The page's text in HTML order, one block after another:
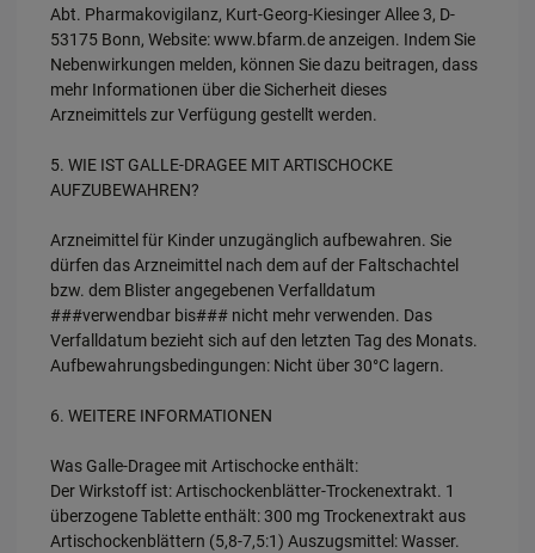
Abt. Pharmakovigilanz, Kurt-Georg-Kiesinger Allee 3, D-
53175 Bonn, Website: www.bfarm.de anzeigen. Indem Sie
Nebenwirkungen melden, können Sie dazu beitragen, dass
mehr Informationen über die Sicherheit dieses
Arzneimittels zur Verfügung gestellt werden.
5. WIE IST GALLE-DRAGEE MIT ARTISCHOCKE
AUFZUBEWAHREN?
Arzneimittel für Kinder unzugänglich aufbewahren. Sie
dürfen das Arzneimittel nach dem auf der Faltschachtel
bzw. dem Blister angegebenen Verfalldatum
###verwendbar bis### nicht mehr verwenden. Das
Verfalldatum bezieht sich auf den letzten Tag des Monats.
Aufbewahrungsbedingungen: Nicht über 30°C lagern.
6. WEITERE INFORMATIONEN
Was Galle-Dragee mit Artischocke enthält:
Der Wirkstoff ist: Artischockenblätter-Trockenextrakt. 1
überzogene Tablette enthält: 300 mg Trockenextrakt aus
Artischockenblättern (5,8-7,5:1) Auszugsmittel: Wasser.